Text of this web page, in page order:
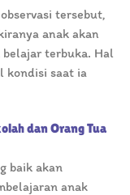
tersebut,
anak akan
terbuka. Hal
kondisi saat ia
dan Orang Tua
baik akan
anak